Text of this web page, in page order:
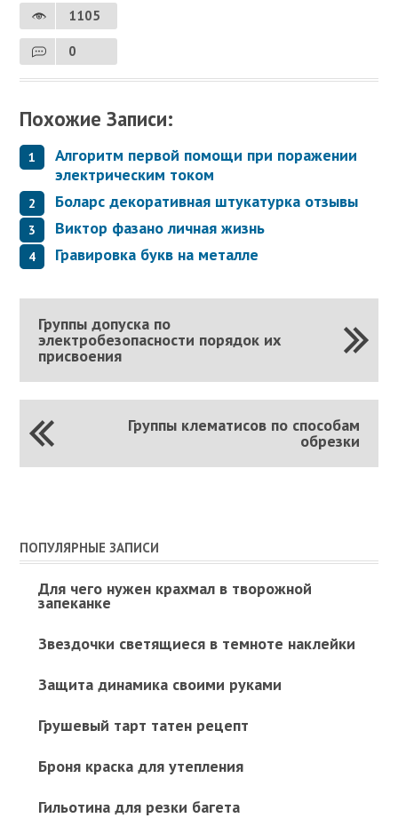
1105
0
Похожие Записи:
Алгоритм первой помощи при поражении
электрическим током
Боларс декоративная штукатурка отзывы
Виктор фазано личная жизнь
Гравировка букв на металле
Группы допуска по
электробезопасности порядок их
присвоения
Группы клематисов по способам
обрезки
ПОПУЛЯРНЫЕ ЗАПИСИ
Для чего нужен крахмал в творожной
запеканке
Звездочки светящиеся в темноте наклейки
Защита динамика своими руками
Грушевый тарт татен рецепт
Броня краска для утепления
Гильотина для резки багета